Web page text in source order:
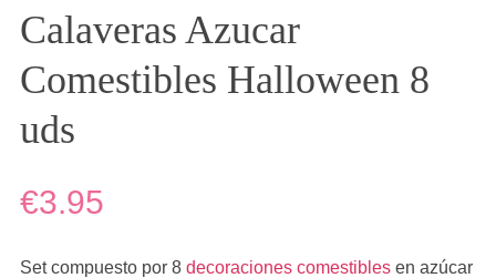
Calaveras Azucar
Comestibles Halloween 8
uds
€3.95
Set compuesto por 8 decoraciones comestiblesen azúcar